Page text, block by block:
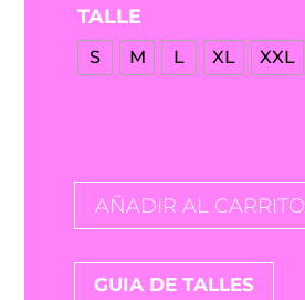
$47.000.
TALLE
S M L XL XXL
AÑADIR AL CARRITO
GUIA DE TALLES